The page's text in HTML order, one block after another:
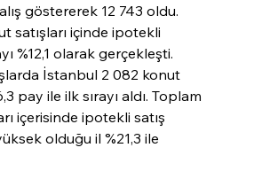
göstererek 12 743 oldu.
satışları içinde ipotekli
%12,1 olarak gerçekleşti.
İstanbul 2 082 konut
pay ile ilk sırayı aldı. Toplam
içerisinde ipotekli satış
olduğu il %21,3 ile